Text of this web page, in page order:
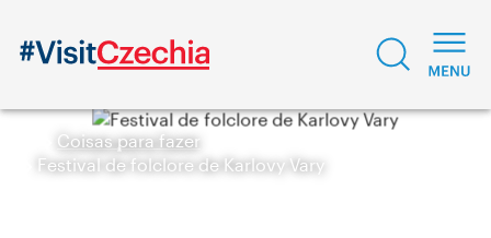
Coisas para fazer
Festival de folclore de Karlovy Vary